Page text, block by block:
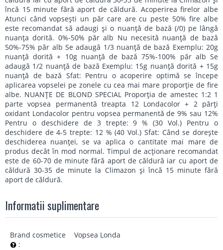
încă 15 minute fără aport de căldură. Acoperirea firelor albe
Atunci când vopseşti un păr care are cu peste 50% fire albe
este recomandat să adaugi şi o nuanţă de bază (/0) pe lângă
nuanţa dorită. 0%-50% păr alb Nu necesită nuanţă de bază
50%-75% păr alb Se adaugă 1/3 nuanţă de bază Exemplu: 20g
nuanţă dorită + 10g nuanţă de bază 75%-100% păr alb Se
adaugă 1/2 nuanţă de bază Exemplu: 15g nuanţă dorită + 15g
nuanţă de bază Sfat: Pentru o acoperire optimă se începe
aplicarea vopselei pe zonele cu cea mai mare proporţie de fire
albe. NUANŢE DE BLOND SPECIAL Proporţia de amestec 1:2 1
parte vopsea permanentă treapta 12 Londacolor + 2 părţi
oxidant Londacolor pentru vopsea permanentă de 9% sau 12%
Pentru o deschidere de 3 trepte: 9 % (30 Vol.) Pentru o
deschidere de 4-5 trepte: 12 % (40 Vol.) Sfat: Când se doreşte
deschiderea nuanţei, se va aplica o cantitate mai mare de
produs decât în mod normal. Timpul de acţionare recomandat
este de 60-70 de minute fără aport de căldură iar cu aport de
căldură 30-35 de minute la Climazon şi încă 15 minute fără
aport de căldură.
Informatii suplimentare
Brand cosmetice
:
Vopsea Londa